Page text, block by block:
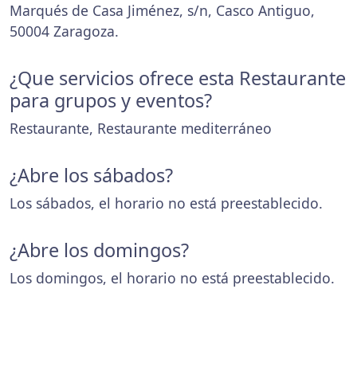
Marqués de Casa Jiménez, s/n, Casco Antiguo,
50004 Zaragoza.
¿Que servicios ofrece esta Restaurante
para grupos y eventos?
Restaurante, Restaurante mediterráneo
¿Abre los sábados?
Los sábados, el horario no está preestablecido.
¿Abre los domingos?
Los domingos, el horario no está preestablecido.